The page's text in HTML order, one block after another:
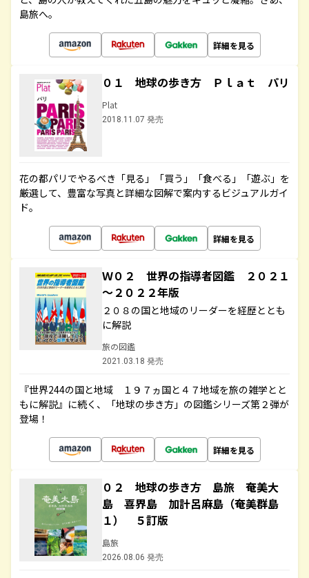
島旅へ。
詳細を見る
０１ 地球の歩き方 Ｐｌａｔ パリ
Plat
2018.11.07 発売
花の都パリでやるべき「見る」「買う」「食べる」「遊ぶ」を
厳選して、豊富な写真と詳細な図解で案内するビジュアルガイ
ド。
詳細を見る
Ｗ０２ 世界の指導者図鑑 ２０２１
～２０２２年版
２０８の国と地域のリーダーを経歴ととも
に解説
旅の図鑑
2021.03.18 発売
『世界244の国と地域 １９７ヵ国と４７地域を旅の雑学とと
もに解説』に続く、「地球の歩き方」の図鑑シリーズ第２弾が
登場！
詳細を見る
０２ 地球の歩き方 島旅 奄美大
島 喜界島 加計呂麻島（奄美群島
１） ５訂版
島旅
2026.08.06 発売